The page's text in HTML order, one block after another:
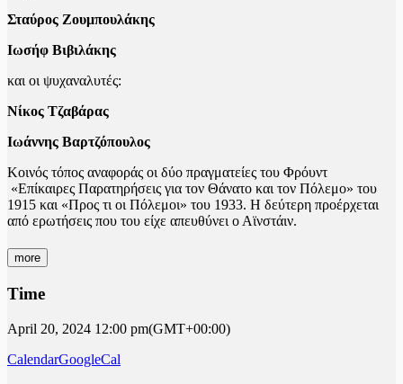
Σταύρος Ζουμπουλάκης
Ιωσήφ Βιβιλάκης
και οι ψυχαναλυτές:
Νίκος Τζαβάρας
Ιωάννης Βαρτζόπουλος
Κοινός τόπος αναφοράς οι δύο πραγματείες του Φρόυντ
«Επίκαιρες Παρατηρήσεις για τον Θάνατο και τον Πόλεμο» του
1915 και «Προς τι οι Πόλεμοι» του 1933. Η δεύτερη προέρχεται
από ερωτήσεις που του είχε απευθύνει ο Αϊνστάιν.
more
Time
April 20, 2024 12:00 pm(GMT+00:00)
CalendarGoogleCal